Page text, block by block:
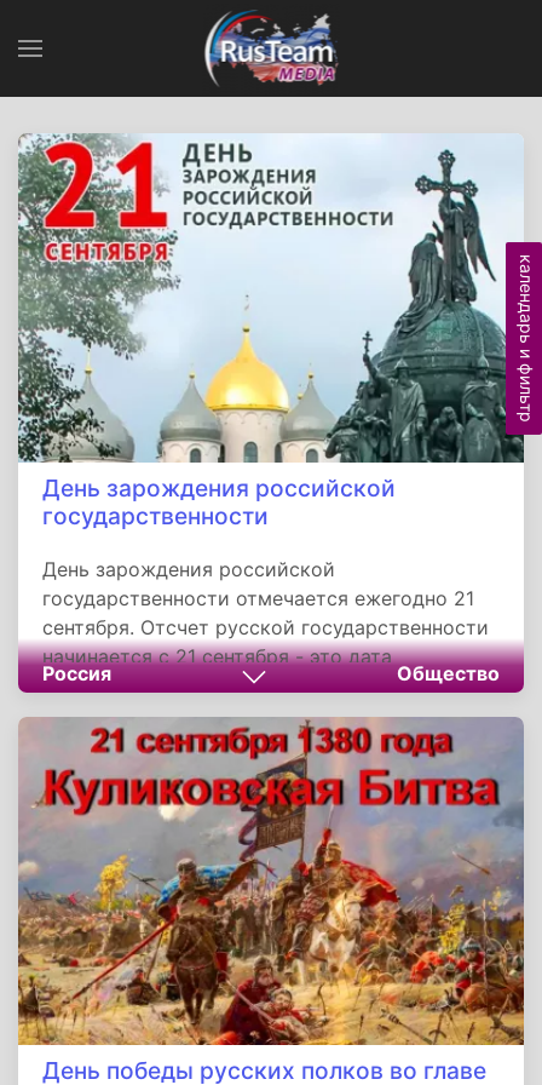
День зарождения российской
государственности
День зарождения российской
государственности отмечается ежегодно 21
сентября. Отсчет русской государственности
начинается с 21 сентября - это дата
традиционного празднования дня рождения
государства российского, и День воинской
славы России.
Россия Общество
День победы русских полков во главе
календарь и фильтр